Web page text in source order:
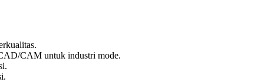
CAM untuk industri mode.